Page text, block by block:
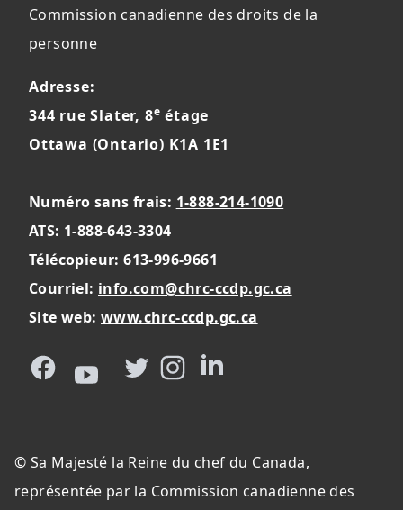
Commission canadienne des droits de la
personne
Adresse:
344 rue Slater, 8e étage
Ottawa (Ontario) K1A 1E1
Numéro sans frais: 1-888-214-1090
ATS: 1-888-643-3304
Télécopieur: 613-996-9661
Courriel: info.com@chrc-ccdp.gc.ca
Site web:www.chrc-ccdp.gc.ca
Facebook
Youtube TwitterInstagramLinkedIn
© Sa Majesté la Reine du chef du Canada,
représentée par la Commission canadienne des